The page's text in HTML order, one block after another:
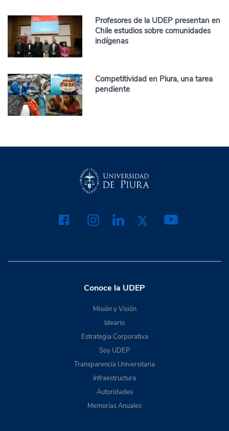
Profesores de la UDEP presentan en
Chile estudios sobre comunidades
indígenas
Competitividad en Piura, una tarea
pendiente
Conoce la UDEP
Misión y Visión
Ideario
Estrategia Corporativa
Soy UDEP
Transparencia Universitaria
Infraestructura
Autoridades
Memorias Anuales